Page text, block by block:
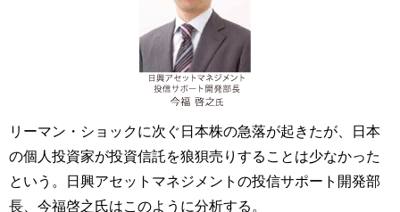
リーマン・ショックに次ぐ日本株の急落が起きたが、日本
の個人投資家が投資信託を狼狽売りすることは少なかった
という。日興アセットマネジメントの投信サポート開発部
長、今福啓之氏はこのように分析する。